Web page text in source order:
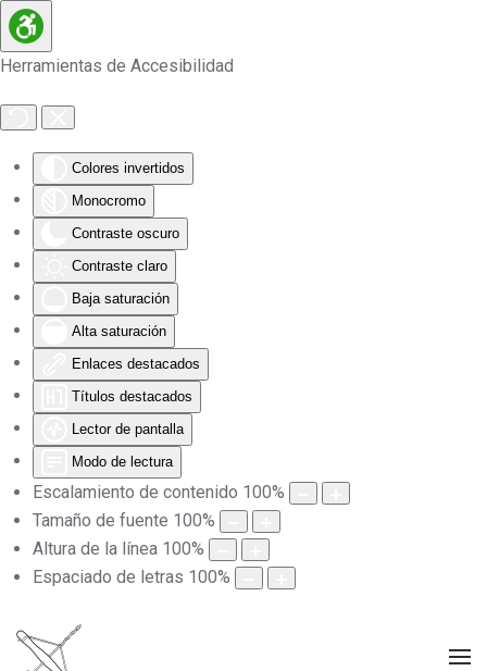
Herramientas de Accesibilidad
Colores invertidos
Monocromo
Contraste oscuro
Contraste claro
Baja saturación
Alta saturación
Enlaces destacados
Títulos destacados
Lector de pantalla
Modo de lectura
Escalamiento de contenido 100%
Tamaño de fuente 100%
Altura de la línea 100%
Espaciado de letras 100%
Skip to main content